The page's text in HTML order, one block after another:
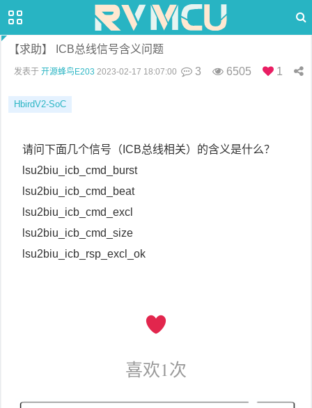
【求助】 ICB总线信号含义问题
发表于 开源蜂鸟E203 2023-02-17 18:07:00 3 6505 1
HbirdV2-SoC
请问下面几个信号（ICB总线相关）的含义是什么？
lsu2biu_icb_cmd_burst
lsu2biu_icb_cmd_beat
lsu2biu_icb_cmd_excl
lsu2biu_icb_cmd_size
lsu2biu_icb_rsp_excl_ok
喜欢1次